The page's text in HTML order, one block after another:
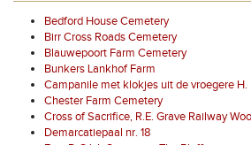
Bedford House Cemetery
Birr Cross Roads Cemetery
Blauwepoort Farm Cemetery
Bunkers Lankhof Farm
Campanile met klokjes uit de vroegere H.
Chester Farm Cemetery
Cross of Sacrifice, R.E. Grave Railway
Demarcatiepaal nr. 18